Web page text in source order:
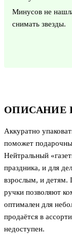
ОПИСАНИЕ
Аккуратно
поможет
Нейтральный
праздника, и для
взрослым, и детям.
ручки позволяют
оптимален для
продаётся в
недоступен.
Минусов не
снимать звезды.